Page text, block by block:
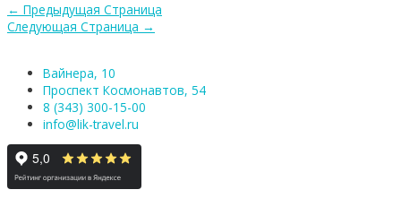
← Предыдущая Страница
Следующая Страница →
Вайнера, 10
Проспект Космонавтов, 54
8 (343) 300-15-00
info@lik-travel.ru